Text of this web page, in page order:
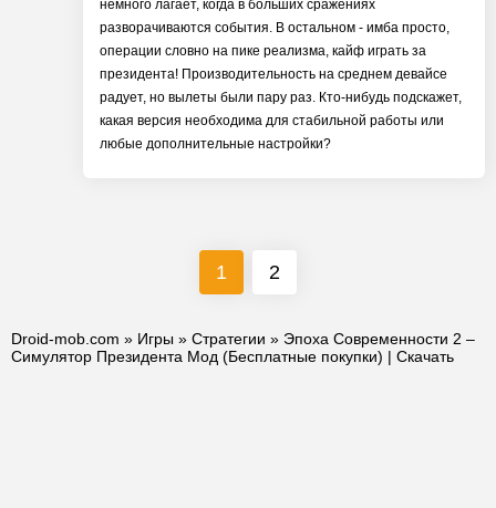
немного лагает, когда в больших сражениях
разворачиваются события. В остальном - имба просто,
операции словно на пике реализма, кайф играть за
президента! Производительность на среднем девайсе
радует, но вылеты были пару раз. Кто-нибудь подскажет,
какая версия необходима для стабильной работы или
любые дополнительные настройки?
1 2
Droid-mob.com » Игры » Стратегии » Эпоха Современности 2 –
Симулятор Президента Мод (Бесплатные покупки) | Скачать